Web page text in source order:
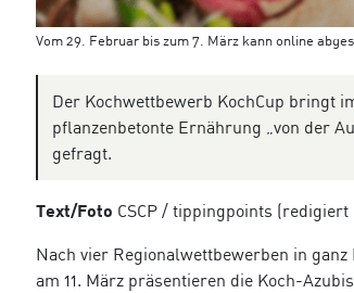
Vom 29. Februar bis zum 7. März kann online
Der Kochwettbewerb KochCup bringt
pflanzenbetonte Ernährung „von der
gefragt.
Text/Foto CSCP / tippingpoints (redigiert
Nach vier Regionalwettbewerben in
am 11. März präsentieren die Koch-